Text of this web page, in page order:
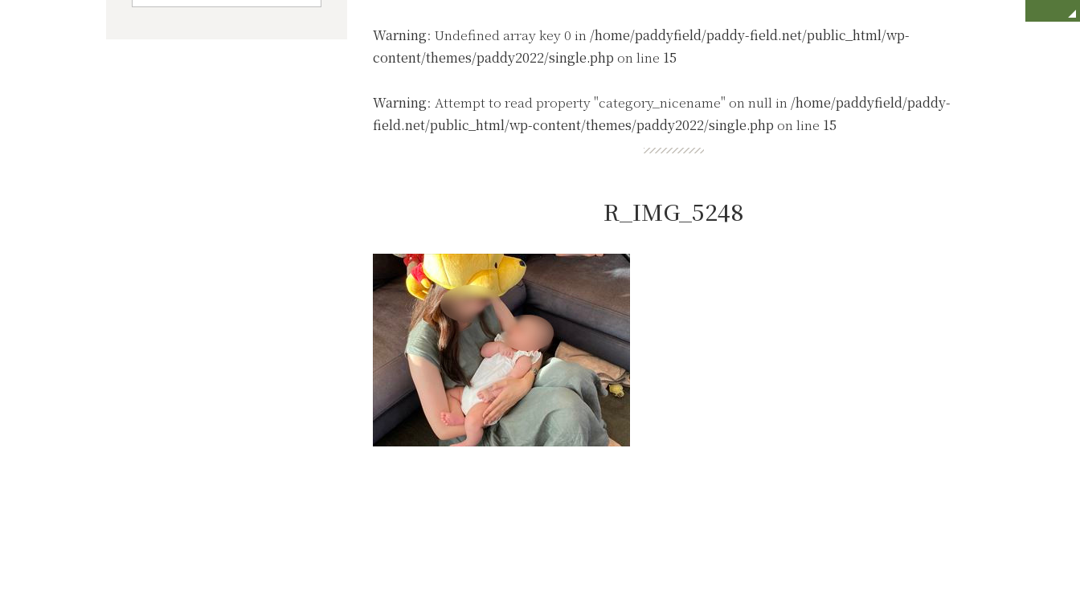
Warning: Undefined array key 0 in /home/paddyfield/paddy-field.net/public_html/wp-
content/themes/paddy2022/single.php on line 15
Warning: Attempt to read property "category_nicename" on null in /home/paddyfield/paddy-
field.net/public_html/wp-content/themes/paddy2022/single.php on line 15
R_IMG_5248